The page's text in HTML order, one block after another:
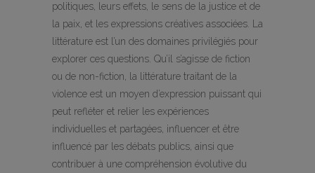
politiques, leurs effets, le sens de la justice et de
la paix, et les expressions créatives associées. La
littérature est l’un des domaines privilégiés pour
explorer ces questions. Qu’il s’agisse de fiction
ou de non-fiction, la littérature traitant de la
violence est un moyen d’expression puissant qui
peut refléter et relier les expériences
individuelles et partagées, influencer et être
influencé par les débats publics, ainsi que
contribuer à une compréhension évolutive du